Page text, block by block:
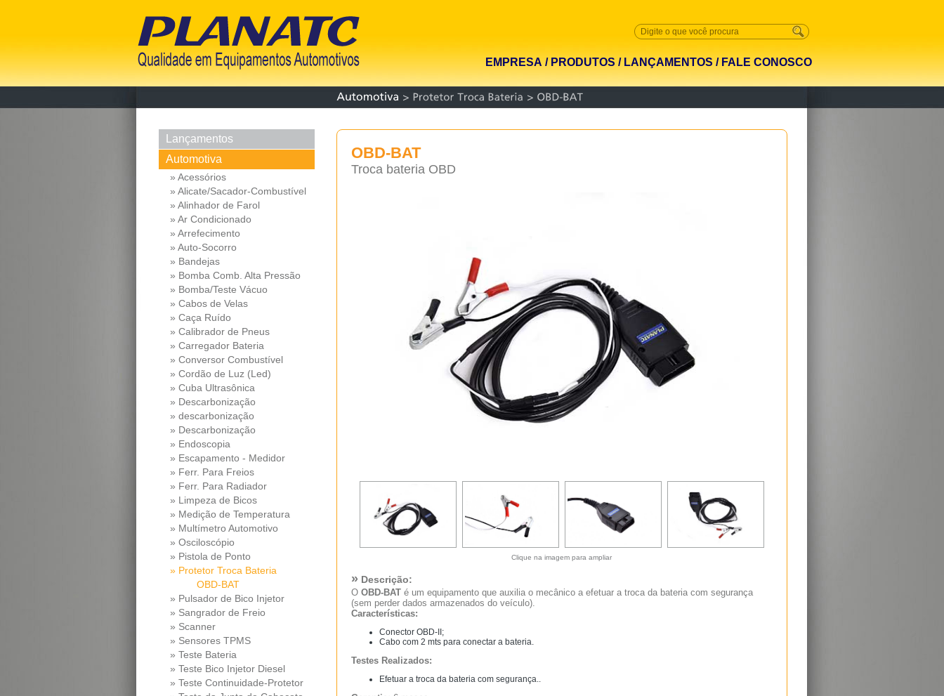
FALE CONOSCO
LANÇAMENTOS /
PRODUTOS /
EMPRESA /
Lançamentos
Automotiva
» Acessórios
» Alicate/Sacador-Combustível
» Alinhador de Farol
» Ar Condicionado
» Arrefecimento
» Auto-Socorro
» Bandejas
» Bomba Comb. Alta Pressão
» Bomba/Teste Vácuo
» Cabos de Velas
» Caça Ruído
» Calibrador de Pneus
» Carregador Bateria
» Conversor Combustível
» Cordão de Luz (Led)
» Cuba Ultrasônica
» Descarbonização
» descarbonização
» Descarbonização
» Endoscopia
» Escapamento - Medidor
Pressao Diferencial
» Ferr. Para Freios
» Ferr. Para Radiador
» Limpeza de Bicos
» Medição de Temperatura
» Multímetro Automotivo
» Osciloscópio
» Pistola de Ponto
» Protetor Troca Bateria
OBD-BAT
» Pulsador de Bico Injetor
» Sangrador de Freio
» Scanner
» Sensores TPMS
» Teste Bateria
» Teste Bico Injetor Diesel
» Teste Continuidade-Protetor
OBD-BAT
Troca bateria OBD
Clique na imagem para ampliar
»Descrição:
O OBD-BATé um equipamento que auxilia o mecânico a efetuar a troca da bateria com segurança
(sem perder dados armazenados do veículo).
Características:
Conector OBD-II;
Cabo com 2 mts para conectar a bateria.
Testes Realizados:
Efetuar a troca da bateria com segurança..